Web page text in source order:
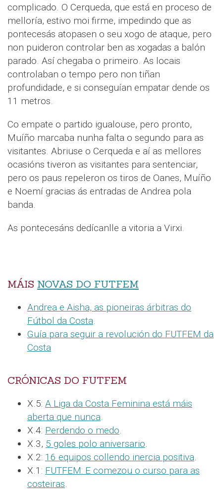
complicado. O Cerqueda, que está en proceso de
melloría, estivo moi firme, impedindo que as
pontecesás atopasen o seu xogo de ataque, pero
non puideron controlar ben as xogadas a balón
parado. Así chegaba o primeiro. As locais
controlaban o tempo pero non tiñan
profundidade, e si conseguían empatar dende os
11 metros.
Co empate o partido igualouse, pero pronto,
Muíño marcaba nunha falta o segundo para as
visitantes. Abriuse o Cerqueda e aí as mellores
ocasións tiveron as visitantes para sentenciar,
pero os paus repeleron os tiros de Oanes, Muíño
e Noemí gracias ás entradas de Andrea pola
banda.
As pontecesáns dedícanlle a vitoria a Virxi.
MÁIS NOVAS DO FUTFEM
Andrea e Aisha, as pioneiras árbitras do
Fútbol da Costa.
Guía para seguir a revolución do FUTFEM da
Costa
CRÓNICAS DO FUTFEM
X.5: A Liga da Costa Feminina está máis
aberta que nunca.
X.4: Perdendo o medo.
X.3, 5 goles polo aniversario.
X.2: 16 equipos collendo inercia positiva.
X.1: FUTFEM: E comezou o curso para as
costeiras.